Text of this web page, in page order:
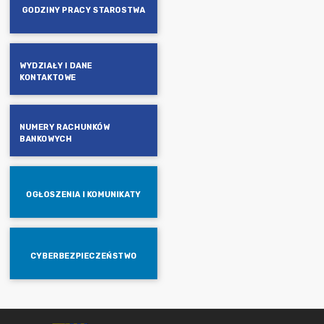
GODZINY PRACY STAROSTWA
WYDZIAŁY I DANE
KONTAKTOWE
NUMERY RACHUNKÓW
BANKOWYCH
OGŁOSZENIA I KOMUNIKATY
CYBERBEZPIECZEŃSTWO